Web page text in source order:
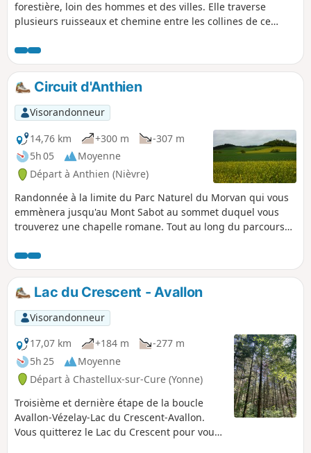
forestière, loin des hommes et des villes. Elle traverse
plusieurs ruisseaux et chemine entre les collines de ce
randonnée ne sont pas à prendre en compte.
Circuit d'Anthien
Visorandonneur
14,76 km
+300 m
-307 m
5h 05
Moyenne
Départ à Anthien (Nièvre)
Randonnée à la limite du Parc Naturel du Morvan qui vous
emmènera jusqu'au Mont Sabot au sommet duquel vous
trouverez une chapelle romane. Tout au long du parcours
Morvan : Bion, Sabot et Bué.
Lac du Crescent - Avallon
Visorandonneur
17,07 km
+184 m
-277 m
5h 25
Moyenne
Départ à Chastellux-sur-Cure (Yonne)
Troisième et dernière étape de la boucle
Avallon-Vézelay-Lac du Crescent-Avallon.
Vous quitterez le Lac du Crescent pour vous